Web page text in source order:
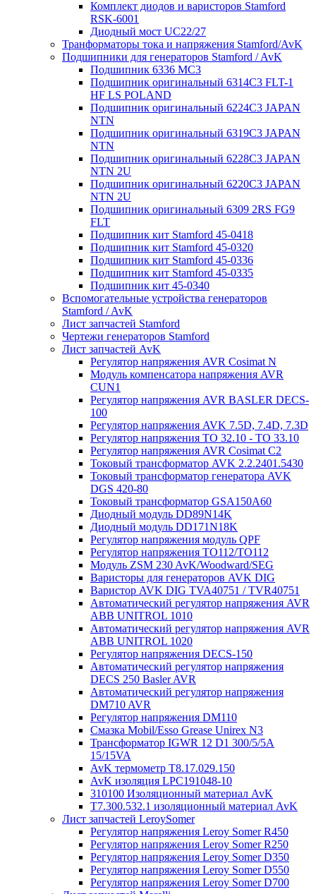
Комплект диодов и варисторов Stamford
RSK-6001
Диодный мост UC22/27
Транформаторы тока и напряжения Stamford/AvK
Подшипники для генераторов Stamford / AvK
Подшипник 6336 МС3
Подшипник оригинальный 6314C3 FLT-1
HF LS POLAND
Подшипник оригинальный 6224С3 JAPAN
NTN
Подшипник оригинальный 6319C3 JAPAN
NTN
Подшипник оригинальный 6228C3 JAPAN
NTN 2U
Подшипник оригинальный 6220C3 JAPAN
NTN 2U
Подшипник оригинальный 6309 2RS FG9
FLT
Подшипник кит Stamford 45-0418
Подшипник кит Stamford 45-0320
Подшипник кит Stamford 45-0336
Подшипник кит Stamford 45-0335
Подшипник кит 45-0340
Вспомогательные устройства генераторов
Stamford / AvK
Лист запчастей Stamford
Чертежи генераторов Stamford
Лист запчастей AvK
Регулятор напряжения AVR Cosimat N
Модуль компенсатора напряжения AVR
CUN1
Регулятор напряжения AVR BASLER DECS-
100
Регулятор напряжения AVK 7.5D, 7.4D, 7.3D
Регулятор напряжения TO 32.10 - TO 33.10
Регулятор напряжения AVR Cosimat C2
Токовый трансформатор AVK 2.2.2401.5430
Токовый трансформатор генератора AVK
DGS 420-80
Токовый трансформатор GSA150A60
Диодный модуль DD89N14K
Диодный модуль DD171N18K
Регулятор напряжения модуль QPF
Регулятор напряжения ТО112/TO112
Модуль ZSM 230 AvK/Woodward/SEG
Варисторы для генераторов AVK DIG
Варистор AVK DIG TVA40751 / TVR40751
Автоматический регулятор напряжения AVR
ABB UNITROL 1010
Автоматический регулятор напряжения AVR
ABB UNITROL 1020
Регулятор напряжения DECS-150
Автоматический регулятор напряжения
DECS 250 Basler AVR
Автоматический регулятор напряжения
DM710 AVR
Регулятор напряжения DM110
Смазка Mobil/Esso Grease Unirex N3
Трансформатор IGWR 12 D1 300/5/5A
15/15VA
AvK термометр T8.17.029.150
AvK изоляция LPC191048-10
310100 Изоляционный материал AvK
T7.300.532.1 изоляционный материал AvK
Лист запчастей LeroySomer
Регулятор напряжения Leroy Somer R450
Регулятор напряжения Leroy Somer R250
Регулятор напряжения Leroy Somer D350
Регулятор напряжения Leroy Somer D550
Регулятор напряжения Leroy Somer D700